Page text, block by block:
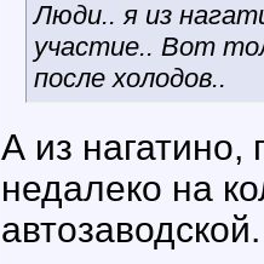
Люди.. я из
участие.. Вот
после холодов..
А из нагатино,
недалеко на
автозаводской.